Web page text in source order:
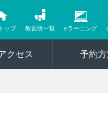
ップ 教習所一覧 eラーニング
クセス 予約